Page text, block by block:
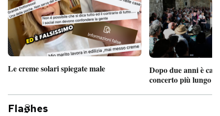
Le creme solari spiegate male
Dopo due anni è
concerto più lungo
Fla hes